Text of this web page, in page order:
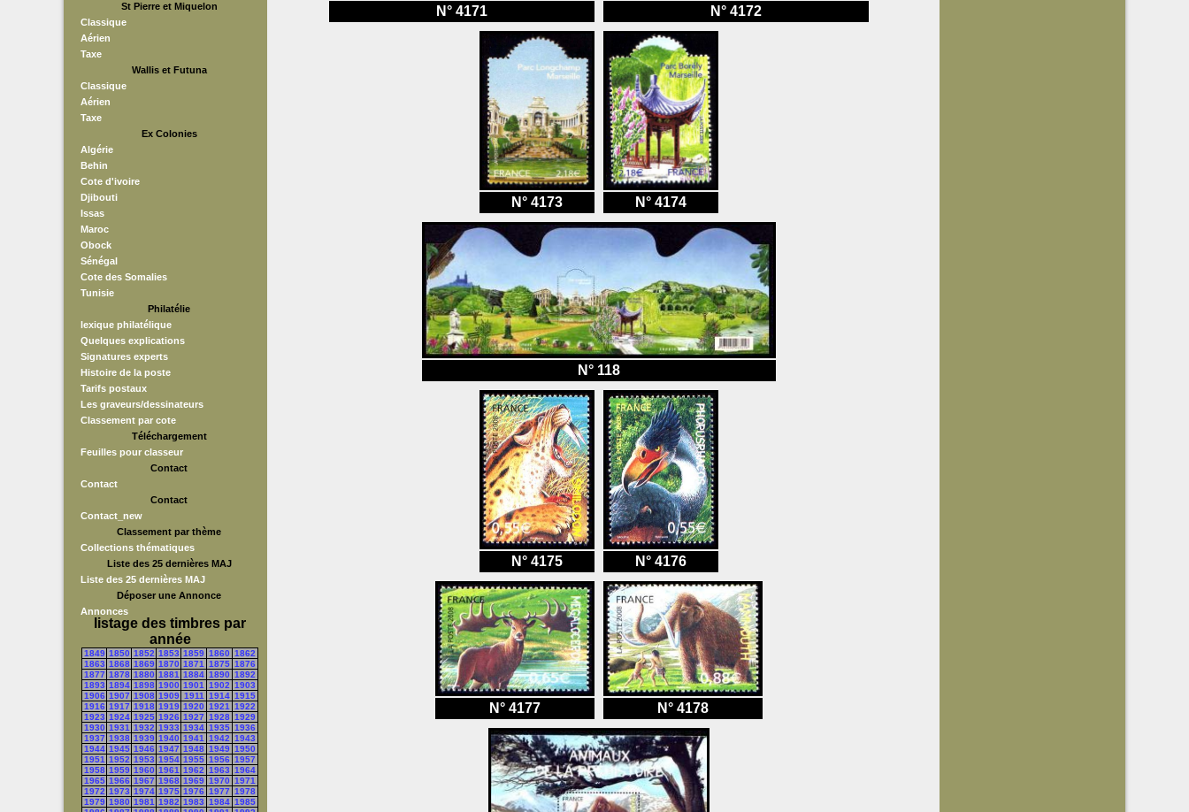
St Pierre et Miquelon
Classique
Aérien
Taxe
Wallis et Futuna
Classique
Aérien
Taxe
Ex Colonies
Algérie
Behin
Cote d'ivoire
Djibouti
Issas
Maroc
Obock
Sénégal
Cote des Somalies
Tunisie
Philatélie
lexique philatélique
Quelques explications
Signatures experts
Histoire de la poste
Tarifs postaux
Les graveurs/dessinateurs
Classement par cote
Téléchargement
Feuilles pour classeur
Contact
Contact
Contact
Contact_new
Classement par thème
Collections thématiques
Liste des 25 dernières MAJ
Liste des 25 dernières MAJ
Déposer une Annonce
Annonces
listage des timbres par
année
1849 1850 1852 1853 1859 1860 1862
1863 1868 1869 1870 1871 1875 1876
1877 1878 1880 1881 1884 1890 1892
1893 1894 1898 1900 1901 1902 1903
1906 1907 1908 1909 1911 1914 1915
1916 1917 1918 1919 1920 1921
1922
1923 1924 1925 1926 1927 1928 1929
1930 1931 1932 1933 1934 1935 1936
1937 1938 1939 1940 1941 1942 1943
1944 1945 1946 1947 1948 1949 1950
1951 1952 1953 1954 1955 1956 1957
1958 1959 1960 1961 1962 1963 1964
1965 1966 1967 1968 1969 1970 1971
1972 1973 1974 1975 1976 1977 1978
1979 1980 1981 1982 1983 1984 1985
N° 4171 N° 4172
N° 4173 N° 4174
N° 118
N° 4175 N° 4176
N° 4177 N° 4178